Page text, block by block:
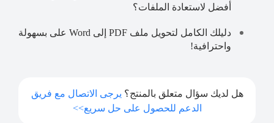
أفضل لاستعادة الملفات؟
دليلك الكامل لتحويل ملف PDF إلى Word على بسهولة
واحترافية!
هل لديك سؤال متعلق بالمنتج؟ يرجى الاتصال مع فريق
الدعم للحصول على حل سريع>>